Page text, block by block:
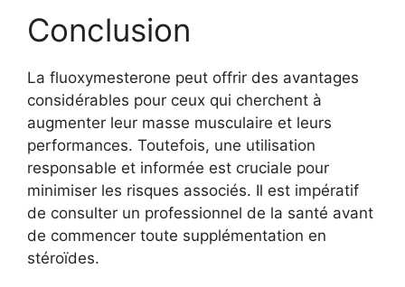
Conclusion
La fluoxymesterone peut offrir des avantages
considérables pour ceux qui cherchent à
augmenter leur masse musculaire et leurs
performances. Toutefois, une utilisation
responsable et informée est cruciale pour
minimiser les risques associés. Il est impératif
de consulter un professionnel de la santé avant
de commencer toute supplémentation en
stéroïdes.